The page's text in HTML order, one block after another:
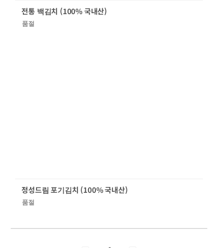
전통 백김치 (100% 국내산)
품절
정성드림 포기김치 (100% 국내산)
품절